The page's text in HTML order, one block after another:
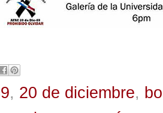
, 20 de diciembre,